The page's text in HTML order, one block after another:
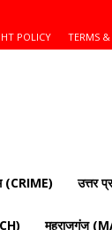
POLICY TERMS
(CRIME) उत्तर
महराजगंज